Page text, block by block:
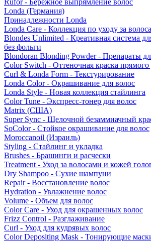
Rufor - Бережное выпрямление волос
Londa (Германия)
Принадлежности Londa
Londa Care - Коллекция по уходу за
Blondes Unlimited - Креативная система
без фольги
Blondoran Blonding Powder - Препараты
Color Switch - Оттеночная краска прямого
Curl & Londa Form - Текстурирование
Londa Color - Окрашивание для волос
Londa Style - Новая коллекция стайлинга
Color Tune - Экспресс-тонер для волос
Matrix (США)
Super Sync - Щелочной безаммиачный
SoColor - Стойкое окрашивание для волос
Moroccanoil (Израиль)
Styling - Стайлинг и укладка
Brushes - Брашинги и расчески
Treatment - Уход за волосами и кожей
Dry Shampoo - Сухие шампуни
Repair - Восстановление волос
Hydration - Увлажнение волос
Volume - Объем для волос
Color Care - Уход для окрашенных волос
Frizz Control - Разглаживание
Curl - Уход для кудрявых волос
Color Depositing Mask - Тонирующие